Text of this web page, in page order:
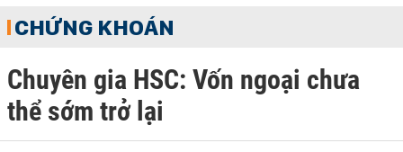
CHỨNG KHOÁN
Chuyên gia HSC: Vốn ngoại chưa
thể sớm trở lại